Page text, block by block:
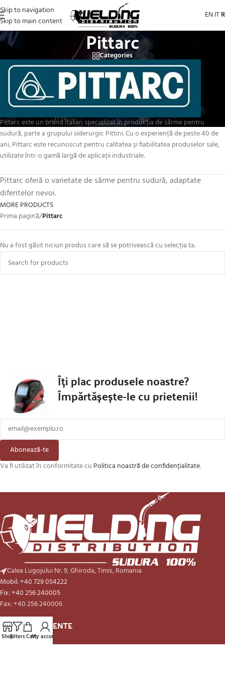
Skip to navigation
Skip to main content
ENIT
Pittarc
Categories
Pittarc este un brand italian specializat în producția de sârme pentru
sudură, parte a grupului siderurgic Pittini.Cu o experiență de peste 40 de
ani, Pittarc este recunoscut pentru calitatea și fiabilitatea produselor sale,
utilizate într-o gamă largă de aplicații industriale.
Pittarc oferă o varietate de sârme pentru sudură, adaptate
diferitelor nevoi.
MORE PRODUCTS
Prima pagină/Pittarc
Nu a fost găsit niciun produs care să se potrivească cu selecția ta.
Îți plac produsele noastre?
Împărtășește-le cu prietenii!
Abonează-te
Va fi utilizat în conformitate cu Politica noastră de confidențialitate.
Calea Lugojului Nr. 9, Ghiroda, Timis, Romania
Mobil: +40 729 054222
Fix: +40 256 240005
Fax: +40 256 240006
ARTICOLE RECENTE
ShopFiltersCartMy account